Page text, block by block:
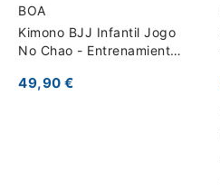
BOA
Kimono BJJ Infantil Jogo
No Chao - Entrenamiento
49,90 €